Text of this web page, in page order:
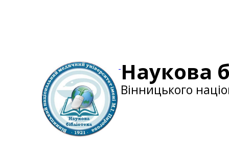
Наукова
Вінницького